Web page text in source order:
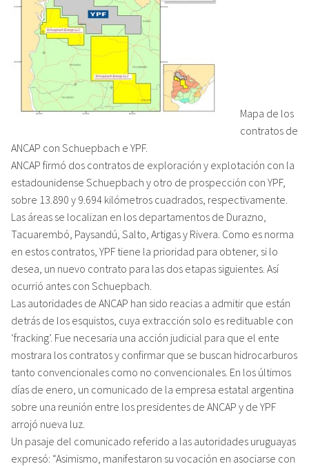
Mapa de los
contratos de
ANCAP con Schuepbach e YPF.
ANCAP firmó dos contratos de exploración y explotación con la
estadounidense Schuepbach y otro de prospección con YPF,
sobre 13.890 y 9.694 kilómetros cuadrados, respectivamente.
Las áreas se localizan en los departamentos de Durazno,
Tacuarembó, Paysandú, Salto, Artigas y Rivera. Como es norma
en estos contratos, YPF tiene la prioridad para obtener, si lo
desea, un nuevo contrato para las dos etapas siguientes. Así
ocurrió antes con Schuepbach.
Las autoridades de ANCAP han sido reacias a admitir que están
detrás de los esquistos, cuya extracción solo es redituable con
‘fracking’. Fue necesaria una acción judicial para que el ente
mostrara los contratos y confirmar que se buscan hidrocarburos
tanto convencionales como no convencionales. En los últimos
días de enero, un comunicado de la empresa estatal argentina
sobre una reunión entre los presidentes de ANCAP y de YPF
arrojó nueva luz.
Un pasaje del comunicado referido a las autoridades uruguayas
expresó: “Asimismo, manifestaron su vocación en asociarse con